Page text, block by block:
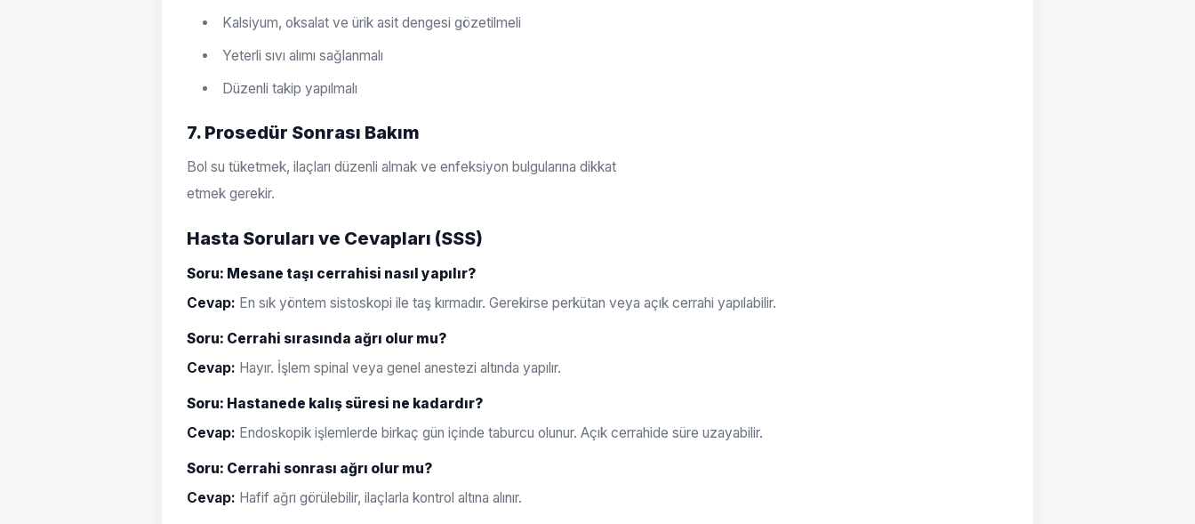
Kalsiyum, oksalat ve ürik asit dengesi gözetilmeli
Yeterli sıvı alımı sağlanmalı
Düzenli takip yapılmalı
7. Prosedür Sonrası Bakım
Bol su tüketmek, ilaçları düzenli almak ve enfeksiyon bulgularına dikkat
etmek gerekir.
Hasta Soruları ve Cevapları (SSS)
Soru: Mesane taşı cerrahisi nasıl yapılır?
Cevap: En sık yöntem sistoskopi ile taş kırmadır. Gerekirse perkütan veya açık cerrahi yapılabilir.
Soru: Cerrahi sırasında ağrı olur mu?
Cevap: Hayır. İşlem spinal veya genel anestezi altında yapılır.
Soru: Hastanede kalış süresi ne kadardır?
Cevap: Endoskopik işlemlerde birkaç gün içinde taburcu olunur. Açık cerrahide süre uzayabilir.
Soru: Cerrahi sonrası ağrı olur mu?
Cevap: Hafif ağrı görülebilir, ilaçlarla kontrol altına alınır.